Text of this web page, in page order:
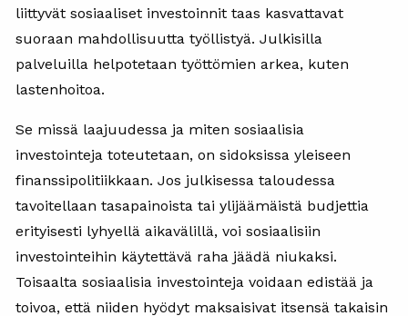
liittyvät sosiaaliset investoinnit taas kasvattavat
suoraan mahdollisuutta työllistyä. Julkisilla
palveluilla helpotetaan työttömien arkea, kuten
lastenhoitoa.
Se missä laajuudessa ja miten sosiaalisia
investointeja toteutetaan, on sidoksissa yleiseen
finanssipolitiikkaan. Jos julkisessa taloudessa
tavoitellaan tasapainoista tai ylijäämäistä budjettia
erityisesti lyhyellä aikavälillä, voi sosiaalisiin
investointeihin käytettävä raha jäädä niukaksi.
Toisaalta sosiaalisia investointeja voidaan edistää ja
toivoa, että niiden hyödyt maksaisivat itsensä takaisin